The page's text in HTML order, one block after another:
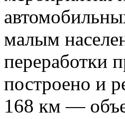
малым
переработки
построено и
168 км —